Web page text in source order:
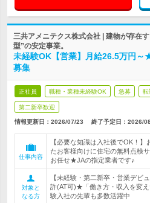
三共アメニテクス株式会社 | 建物が存在
型”の安定事業。
未経験OK【営業】月給26.5万円
募集
正社員 職種・業種未経験OK 急募 転
第二新卒歓迎
情報更新日：2026/07/23 終了予定日： 2026/
仕事内容
【必要な知識は入社後でOK！
たお客様向けに住宅の無料点検
お任せ★JAの指定業者です♪
対象と
なる方
【未経験・第二新卒・営業デ
許(AT可)★「働き方・収入を変
験入社の先輩も多数活躍中